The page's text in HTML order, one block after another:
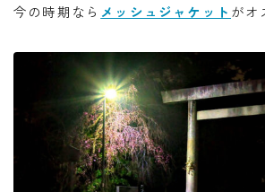
今の時期なら メッシュジャケット がオ